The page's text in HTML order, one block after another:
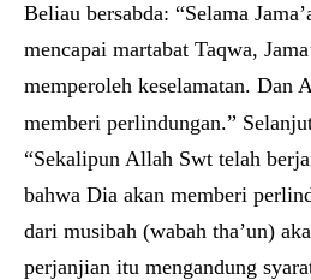
Beliau bersabda: “Selama
mencapai martabat Taqwa,
memperoleh keselamatan. Dan
memberi perlindungan.”
“Sekalipun Allah Swt telah
bahwa Dia akan memberi
dari musibah (wabah tha’un)
perjanjian itu mengandung